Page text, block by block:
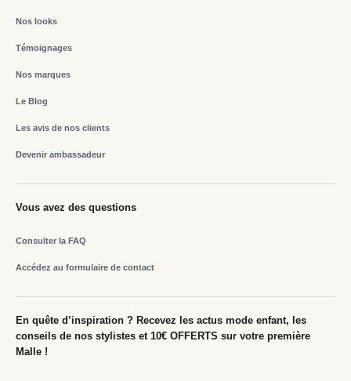
Nos looks
Témoignages
Nos marques
Le Blog
Les avis de nos clients
Devenir ambassadeur
Vous avez des questions
Consulter la FAQ
Accédez au formulaire de contact
En quête d’inspiration ? Recevez les actus mode enfant, les
conseils de nos stylistes et 10€ OFFERTS sur votre première
Malle !